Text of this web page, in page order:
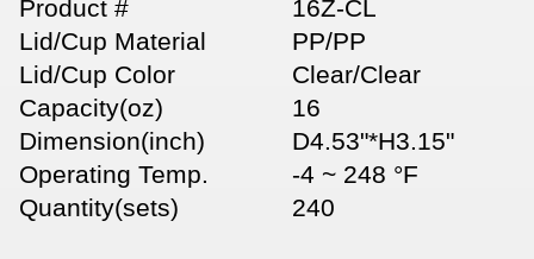
Product #
16Z-CL
Lid/Cup Material
PP/PP
Lid/Cup Color
Clear/Clear
Capacity(oz)
16
Dimension(inch)
D4.53"*H3.15"
Operating Temp.
-4 ~ 248 °F
Quantity(sets)
240